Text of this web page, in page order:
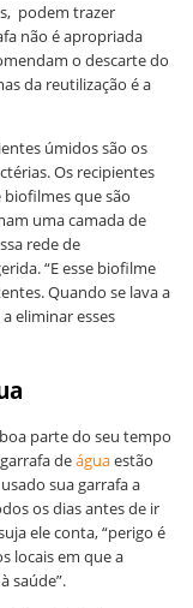
podem trazer
não é apropriada
o descarte do
da reutilização é a
úmidos são os
Os recipientes
que são
uma camada de
rede de
“E esse biofilme
Quando se lava a
eliminar esses
parte do seu tempo
deáguaestão
sua garrafa a
os dias antes de ir
ele conta, “perigo é
locais em que a
saúde”.